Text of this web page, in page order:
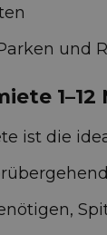
und
1–12
ist die